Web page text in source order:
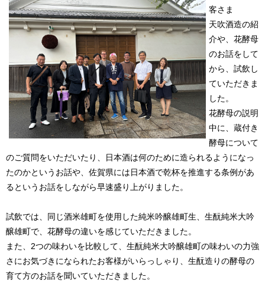
客さま
天吹酒造の紹
介や、花酵母
のお話をして
から、試飲し
ていただきま
した。
花酵母の説明
中に、蔵付き
酵母について
のご質問をいただいたり、日本酒は何のために造られるようになっ
たのかというお話や、佐賀県には日本酒で乾杯を推進する条例があ
るというお話をしながら早速盛り上がりました。
試飲では、同じ酒米雄町を使用した純米吟醸雄町生、生酛純米大吟
醸雄町で、花酵母の違いを感じていただきました。
また、2つの味わいを比較して、生酛純米大吟醸雄町の味わいの力強
さにお気づきになられたお客様がいらっしゃり、生酛造りの酵母の
育て方のお話を聞いていただきました。